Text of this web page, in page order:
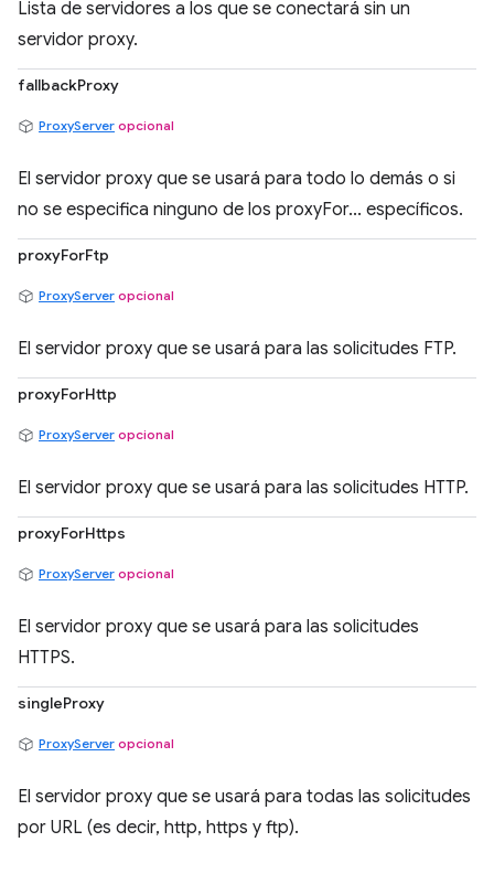
Lista de servidores a los que se conectará sin un
servidor proxy.
fallbackProxy
ProxyServer opcional
El servidor proxy que se usará para todo lo demás o si
no se especifica ninguno de los proxyFor... específicos.
proxyForFtp
ProxyServer opcional
El servidor proxy que se usará para las solicitudes FTP.
proxyForHttp
ProxyServer opcional
El servidor proxy que se usará para las solicitudes HTTP.
proxyForHttps
ProxyServer opcional
El servidor proxy que se usará para las solicitudes
HTTPS.
singleProxy
ProxyServer opcional
El servidor proxy que se usará para todas las solicitudes
por URL (es decir, http, https y ftp).